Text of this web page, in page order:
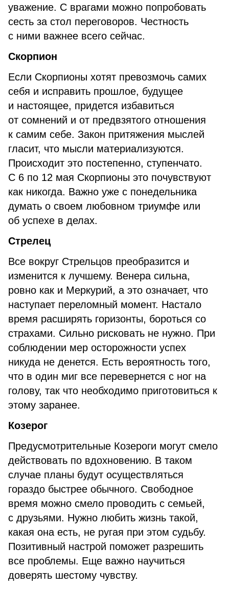
уважение. С врагами можно попробовать
сесть за стол переговоров. Честность
с ними важнее всего сейчас.
Скорпион
Если Скорпионы хотят превозмочь самих
себя и исправить прошлое, будущее
и настоящее, придется избавиться
от сомнений и от предвзятого отношения
к самим себе. Закон притяжения мыслей
гласит, что мысли материализуются.
Происходит это постепенно, ступенчато.
С 6 по 12 мая Скорпионы это почувствуют
как никогда. Важно уже с понедельника
думать о своем любовном триумфе или
об успехе в делах.
Стрелец
Все вокруг Стрельцов преобразится и
изменится к лучшему. Венера сильна,
ровно как и Меркурий, а это означает, что
наступает переломный момент. Настало
время расширять горизонты, бороться со
страхами. Сильно рисковать не нужно. При
соблюдении мер осторожности успех
никуда не денется. Есть вероятность того,
что в один миг все перевернется с ног на
голову, так что необходимо приготовиться к
этому заранее.
Козерог
Предусмотрительные Козероги могут смело
действовать по вдохновению. В таком
случае планы будут осуществляться
гораздо быстрее обычного. Свободное
время можно смело проводить с семьей,
с друзьями. Нужно любить жизнь такой,
какая она есть, не ругая при этом судьбу.
Позитивный настрой поможет разрешить
все проблемы. Еще важно научиться
доверять шестому чувству.